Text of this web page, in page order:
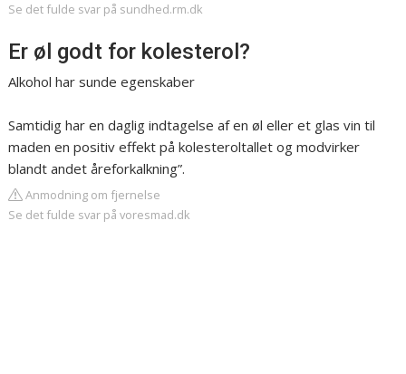
Se det fulde svar på sundhed.rm.dk
Er øl godt for kolesterol?
Alkohol har sunde egenskaber
Samtidig har en daglig indtagelse af en øl eller et glas vin til
maden en positiv effekt på kolesteroltallet og modvirker
blandt andet åreforkalkning”.
Anmodning om fjernelse
Se det fulde svar på voresmad.dk